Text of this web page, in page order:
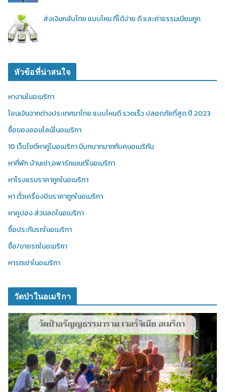
ส่งเงินกลับไทย แบบไหน ที่ได้ง่าย ดี และค่าธรรมเนียมถูก
หัวข้อที่น่าสนใจ
หางานในอเมริกา
โอนเงินจากต่างประเทศมาไทย แบบไหนดี รวดเร็ว ปลอดภัยที่สุด ปี 2023
ซื้อของออนไลน์ในอเมริกา
10 เว็บไซต์หาคู่ในอเมริกา มีบทบาทมากกับคนอเมริกัน
หาที่พัก บ้านเช่า,อพาร์ทเมนต์ในอเมริกา
หาโรงแรมราคาถูกในอเมริกา
หา ตั๋วเครื่องบินราคาถูกในอเมริกา
หาคูปอง ส่วนลดในอเมริกา
ซื้อประกันรถในอเมริกา
ซื้อ/ขายรถในอเมริกา
หารถเช่าในอเมริกา
วัดป่าในอเมริกา